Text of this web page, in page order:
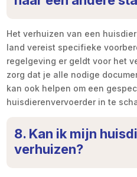
Het verhuizen van een
land vereist specifieke
regelgeving er geldt voor het
zorg dat je alle nodige
kan ook helpen om een
huisdierenvervoerder in te
8. Kan ik mijn
verhuizen?